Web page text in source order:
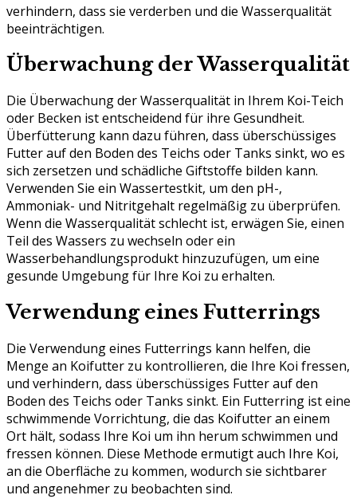
verhindern, dass sie verderben und die Wasserqualität
beeinträchtigen.
Überwachung der Wasserqualität
Die Überwachung der Wasserqualität in Ihrem Koi-Teich
oder Becken ist entscheidend für ihre Gesundheit.
Überfütterung kann dazu führen, dass überschüssiges
Futter auf den Boden des Teichs oder Tanks sinkt, wo es
sich zersetzen und schädliche Giftstoffe bilden kann.
Verwenden Sie ein Wassertestkit, um den pH-,
Ammoniak- und Nitritgehalt regelmäßig zu überprüfen.
Wenn die Wasserqualität schlecht ist, erwägen Sie, einen
Teil des Wassers zu wechseln oder ein
Wasserbehandlungsprodukt hinzuzufügen, um eine
gesunde Umgebung für Ihre Koi zu erhalten.
Verwendung eines Futterrings
Die Verwendung eines Futterrings kann helfen, die
Menge an Koifutter zu kontrollieren, die Ihre Koi fressen,
und verhindern, dass überschüssiges Futter auf den
Boden des Teichs oder Tanks sinkt. Ein Futterring ist eine
schwimmende Vorrichtung, die das Koifutter an einem
Ort hält, sodass Ihre Koi um ihn herum schwimmen und
fressen können. Diese Methode ermutigt auch Ihre Koi,
an die Oberfläche zu kommen, wodurch sie sichtbarer
und angenehmer zu beobachten sind.